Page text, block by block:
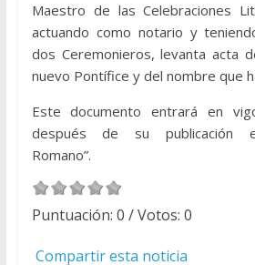
Maestro de las Celebraciones
actuando como notario y
dos Ceremonieros, levanta acta
nuevo Pontífice y del nombre que
Este documento entrará en
después de su publicación
Romano”.
Puntuación: 0 / Votos: 0
Compartir esta noticia